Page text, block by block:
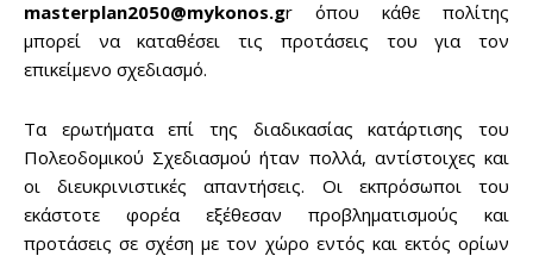
masterplan2050@mykonos.gr όπου κάθε πολίτης
μπορεί να καταθέσει τις προτάσεις του για τον
επικείμενο σχεδιασμό.
Τα ερωτήματα επί της διαδικασίας κατάρτισης του
Πολεοδομικού Σχεδιασμού ήταν πολλά, αντίστοιχες και
οι διευκρινιστικές απαντήσεις. Οι εκπρόσωποι του
εκάστοτε φορέα εξέθεσαν προβληματισμούς και
προτάσεις σε σχέση με τον χώρο εντός και εκτός ορίων